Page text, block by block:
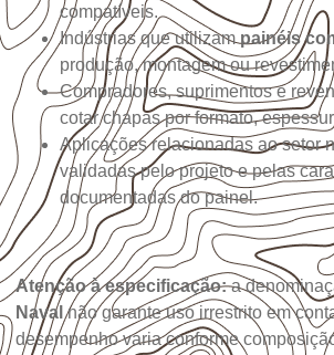
compatíveis.
Indústrias que utilizampainéis
produção, montagem ou
Compradores, suprimentos e
cotar chapas por formato,
Aplicações relacionadas ao setor
validadas pelo projeto e pelas
documentadas do painel.
Atenção à especificação:a
Naval não garante uso irrestrito em
desempenho varia conforme